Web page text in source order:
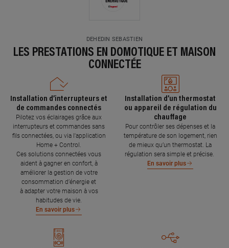
DEHEDIN SEBASTIEN
LES PRESTATIONS EN DOMOTIQUE ET MAISON
CONNECTÉE
Installation d’interrupteurs et
de commandes connectés
Pilotez vos éclairages grâce aux
interrupteurs et commandes sans
fils connectées, ou via l'application
Home + Control.
Ces solutions connectées vous
aident à gagner en confort, à
améliorer la gestion de votre
consommation d’énergie et
à adapter votre maison à vos
habitudes de vie.
En savoir plus
Installation d’un thermostat
ou appareil de régulation du
chauffage
Pour contrôler ses dépenses et la
température de son logement, rien
de mieux qu’un thermostat. La
régulation sera simple et précise.
En savoir plus